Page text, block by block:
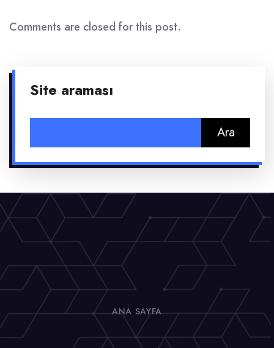
Comments are closed for this post.
Site araması
ANA SAYFA